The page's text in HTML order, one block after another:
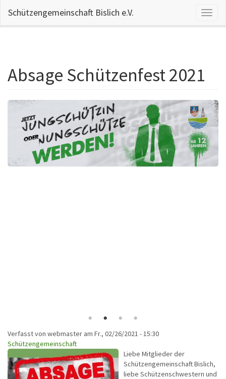
Direkt
zum
Schützengemeinschaft Bislich e.V.
Absage Schützenfest 2021
Verfasst von webmaster am Fr., 02/26/2021 - 15:30
Schützengemeinschaft
Liebe Mitglieder der
Schützengemeinschaft Bislich,
liebe Schützenschwestern und